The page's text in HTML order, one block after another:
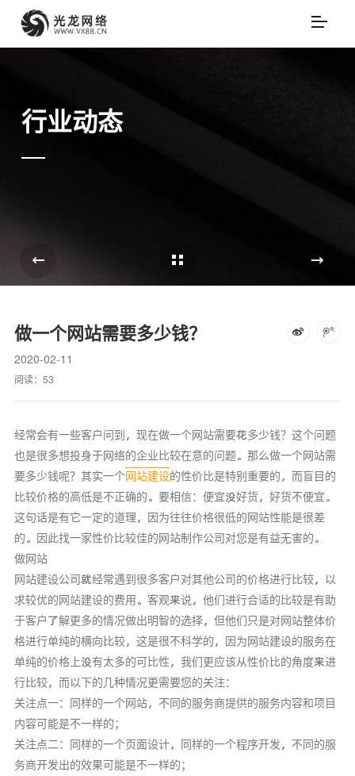
行业动态
做一个网站需要多少钱？
2020-02-11
阅读： 53
经常会有一些客户问到，现在做一个网站需要花多少钱？这个问题
也是很多想投身于网络的企业比较在意的问题。那么做一个网站需
要多少钱呢？其实一个网站建设的性价比是特别重要的，而盲目的
比较价格的高低是不正确的。要相信：便宜没好货，好货不便宜。
这句话是有它一定的道理，因为往往价格很低的网站性能是很差
的。因此找一家性价比较佳的网站制作公司对您是有益无害的。
做网站
网站建设公司就经常遇到很多客户对其他公司的价格进行比较，以
求较优的网站建设的费用。客观来说，他们进行合适的比较是有助
于客户了解更多的情况做出明智的选择，但他们只是对网站整体价
格进行单纯的横向比较，这是很不科学的，因为网站建设的服务在
单纯的价格上没有太多的可比性，我们更应该从性价比的角度来进
行比较，而以下的几种情况更需要您的关注：
关注点一：同样的一个网站，不同的服务商提供的服务内容和项目
内容可能是不一样的；
关注点二：同样的一个页面设计，同样的一个程序开发，不同的服
务商开发出的效果可能是不一样的；